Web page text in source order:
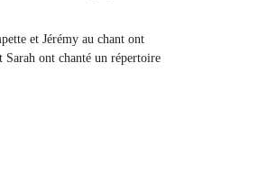
et Jérémy au chant ont
ont chanté un répertoire